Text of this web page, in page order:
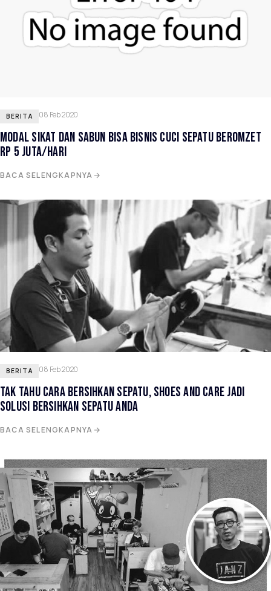
BERITA 08 Feb 2020
MODAL SIKAT DAN SABUN BISA BISNIS CUCI SEPATU BEROMZET
RP 5 JUTA/HARI
BACA SELENGKAPNYA
BERITA 08 Feb 2020
TAK TAHU CARA BERSIHKAN SEPATU, SHOES AND CARE JADI
SOLUSI BERSIHKAN SEPATU ANDA
BACA SELENGKAPNYA